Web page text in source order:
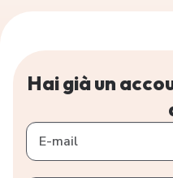
Hai già un
E-mail